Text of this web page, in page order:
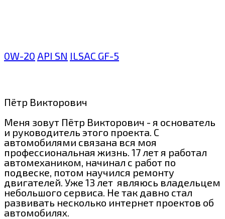
0W-20 API SN ILSAC GF-5
Пётр Викторович
Меня зовут Пётр Викторович - я основатель
и руководитель этого проекта. С
автомобилями связана вся моя
профессиональная жизнь. 17 лет я работал
автомехаником, начинал с работ по
подвеске, потом научился ремонту
двигателей. Уже 13 лет являюсь владельцем
небольшого сервиса. Не так давно стал
развивать несколько интернет проектов об
автомобилях.